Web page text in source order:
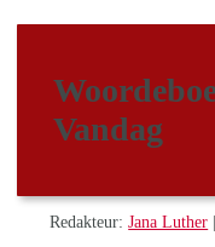
Vandag
Redakteur:Jana Luther